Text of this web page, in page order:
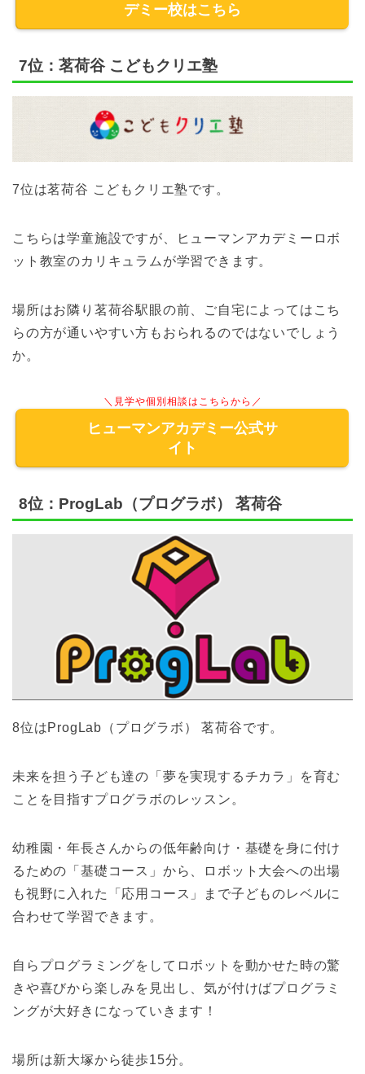
デミー校はこちら
7位：茗荷谷 こどもクリエ塾
7位は茗荷谷 こどもクリエ塾です。
こちらは学童施設ですが、ヒューマンアカデミーロボ
ット教室のカリキュラムが学習できます。
場所はお隣り茗荷谷駅眼の前、ご自宅によってはこち
らの方が通いやすい方もおられるのではないでしょう
か。
＼見学や個別相談はこちらから／
ヒューマンアカデミー公式サ
イト
8位：ProgLab（プログラボ） 茗荷谷
8位はProgLab（プログラボ） 茗荷谷です。
未来を担う子ども達の「夢を実現するチカラ」を育む
ことを目指すプログラボのレッスン。
幼稚園・年長さんからの低年齢向け・基礎を身に付け
るための「基礎コース」から、ロボット大会への出場
も視野に入れた「応用コース」まで子どものレベルに
合わせて学習できます。
自らプログラミングをしてロボットを動かせた時の驚
きや喜びから楽しみを見出し、気が付けばプログラミ
ングが大好きになっていきます！
場所は新大塚から徒歩15分。